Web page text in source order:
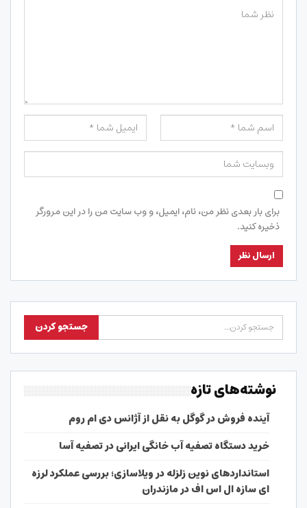
برای بار بعدی نظر من، نام، ایمیل، و وب سایت من را در این مرورگر
ذخیره کنید.
نوشته‌های تازه
آینده فروش در گوگل به نقل از آژانس دی ام روم
خرید دستگاه تصفیه آب خانگی ایرانی در تصفیه آسا
استانداردهای نوین زلزله در ویلاسازی؛ بررسی عملکرد لرزه
ای سازه ال اس اف در مازندران